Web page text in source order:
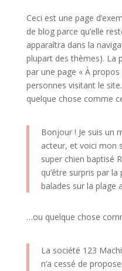
Ceci est une page
de blog parce qu’elle
apparaîtra dans la
plupart des thèmes). La
par une page « À
personnes visitant le
quelque chose comme
Bonjour ! Je suis un
acteur, et voici mon
super chien baptisé
qu’être surpris par
balades sur la plage
…ou quelque chose
La société 123
n’a cessé de